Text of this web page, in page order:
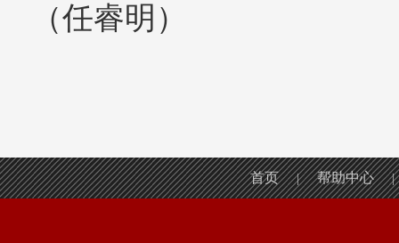
（任睿明）
首页 | 帮助中心 |